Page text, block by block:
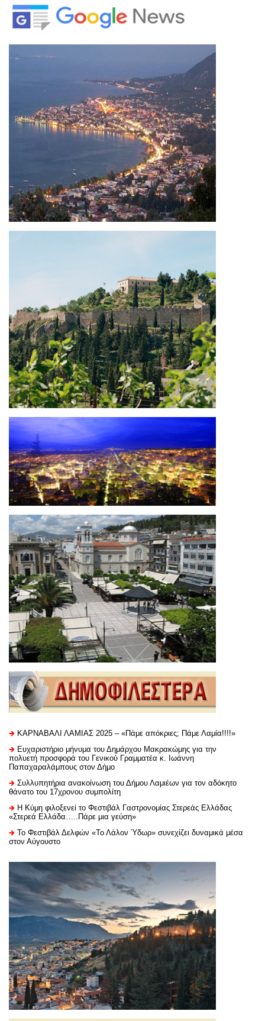
ΚΑΡΝΑΒΑΛΙ ΛΑΜΙΑΣ 2025 – «Πάμε απόκριες; Πάμε Λαμία!!!!»
Ευχαριστήριo μήνυμα του Δημάρχου Μακρακώμης για την
πολυετή προσφορά του Γενικού Γραμματέα κ. Ιωάννη
Παπαχαραλάμπους στον Δήμο
Συλλυπητήρια ανακοίνωση του Δήμου Λαμιέων για τον αδόκητο
θάνατο του 17χρονου συμπολίτη
Η Κύμη φιλοξενεί το Φεστιβάλ Γαστρονομίας Στερεάς Ελλάδας
«Στερεά Ελλάδα…..Πάρε μια γεύση»
Το Φεστιβάλ Δελφών «Το Λάλον Ύδωρ» συνεχίζει δυναμικά μέσα
στον Αύγουστο